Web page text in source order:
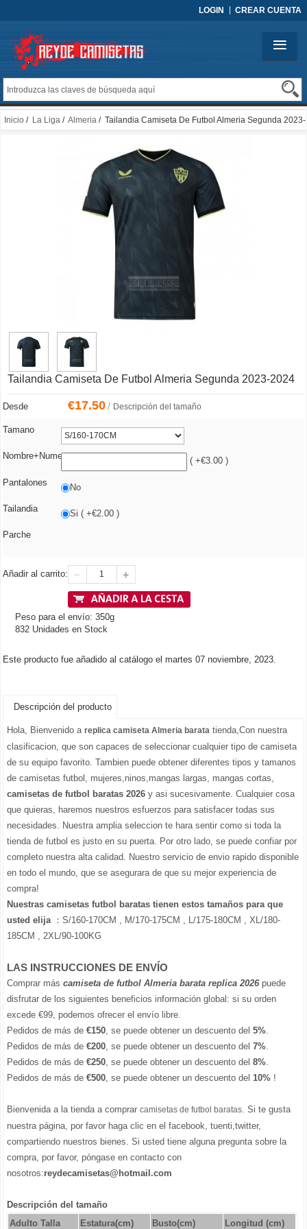
LOGIN CREAR CUENTA
Inicio / La Liga / Almeria / Tailandia Camiseta De Futbol Almeria Segunda 2023-
Tailandia Camiseta De Futbol Almeria Segunda 2023-2024
Desde €17.50/ Descripción del tamaño
Tamano
Nombre+Numero ( +€3.00 )
Pantalones No
Tailandia Si ( +€2.00 )
Parche
Añadir al carrito:
Peso para el envío: 350g
832 Unidades en Stock
Este producto fue añadido al catálogo el martes 07 noviembre, 2023.
Descripción del producto
Hola, Bienvenido a replica camiseta Almeria barata tienda,Con nuestra
clasificacion, que son capaces de seleccionar cualquier tipo de camiseta
de su equipo favorito. Tambien puede obtener diferentes tipos y tamanos
de camisetas futbol, mujeres,ninos,mangas largas, mangas cortas,
camisetas de futbol baratas 2026 y asi sucesivamente. Cualquier cosa
que quieras, haremos nuestros esfuerzos para satisfacer todas sus
necesidades. Nuestra amplia seleccion te hara sentir como si toda la
tienda de futbol es justo en su puerta. Por otro lado, se puede confiar por
completo nuestra alta calidad. Nuestro servicio de envio rapido disponible
en todo el mundo, que se asegurara de que su mejor experiencia de
compra!
Nuestras camisetas futbol baratas tienen estos tamaños para que
usted elija：S/160-170CM , M/170-175CM , L/175-180CM , XL/180-
185CM , 2XL/90-100KG
LAS INSTRUCCIONES DE ENVÍO
Comprar más camiseta de futbol Almeria barata replica 2026 puede
disfrutar de los siguientes beneficios información global: si su orden
excede €99, podemos ofrecer el envío libre.
Pedidos de más de €150, se puede obtener un descuento del 5%.
Pedidos de más de €200, se puede obtener un descuento del 7%.
Pedidos de más de €250, se puede obtener un descuento del 8%.
Pedidos de más de €500, se puede obtener un descuento del 10% !
Bienvenida a la tienda a comprar camisetas de futbol baratas. Si te gusta
nuestra página, por favor haga clic en el facebook, tuenti,twitter,
compartiendo nuestros bienes. Si usted tiene alguna pregunta sobre la
compra, por favor, póngase en contacto con
nosotros:reydecamisetas@hotmail.com
Descripción del tamaño
Adulto Talla
Estatura(cm) Busto(cm) Longitud (cm)